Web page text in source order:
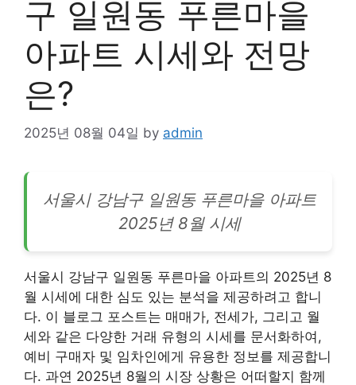
구 일원동 푸른마을
아파트 시세와 전망
은?
2025년 08월 04일 by admin
서울시 강남구 일원동 푸른마을 아파트
2025년 8월 시세
서울시 강남구 일원동 푸른마을 아파트 의 2025년 8
월 시세에 대한 심도 있는 분석을 제공하려고 합니
다. 이 블로그 포스트는 매매가, 전세가, 그리고 월
세와 같은 다양한 거래 유형의 시세를 문서화하여,
예비 구매자 및 임차인에게 유용한 정보를 제공합니
다. 과연 2025년 8월의 시장 상황은 어떠할지 함께